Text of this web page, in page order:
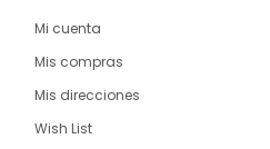
Mi cuenta
Mis compras
Mis direcciones
Wish List